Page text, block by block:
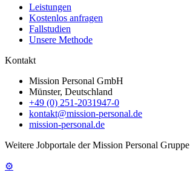
Leistungen
Kostenlos anfragen
Fallstudien
Unsere Methode
Kontakt
Mission Personal GmbH
Münster, Deutschland
+49 (0) 251-2031947-0
kontakt@mission-personal.de
mission-personal.de
Weitere Jobportale der Mission Personal Gruppe
⚙